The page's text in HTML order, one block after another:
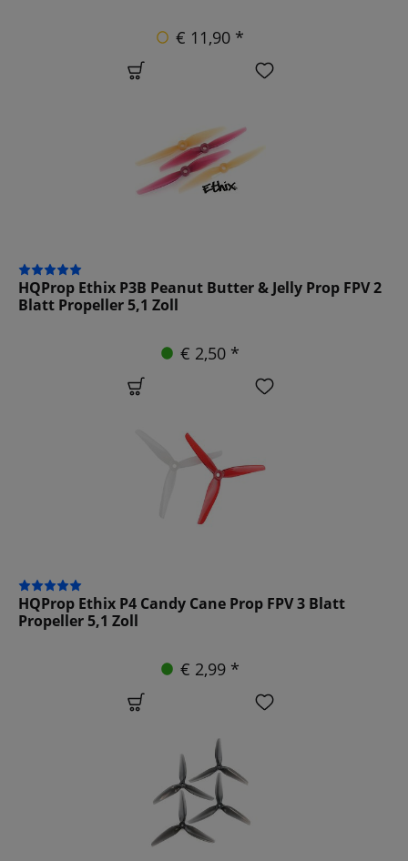
€ 11,90 *
HQProp Ethix P3B Peanut Butter & Jelly Prop FPV 2
Blatt Propeller 5,1 Zoll
€ 2,50 *
HQProp Ethix P4 Candy Cane Prop FPV 3 Blatt
Propeller 5,1 Zoll
€ 2,99 *